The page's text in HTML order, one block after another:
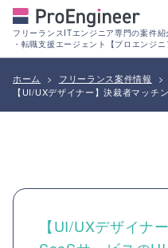
フリーランスITエンジニア専門の案件紹
・転職支援エージェント【プロエンジニ
ホーム > フリーランス案件情報 >
【UI/UXデザイナー】決裁者マッチ
【UI/UXデザイナ